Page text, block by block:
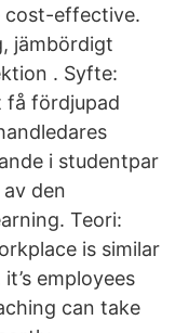
cost-effective.
jämbördigt
. Syfte:
få fördjupad
i studentpar
den
Teori:
is similar
employees
can take